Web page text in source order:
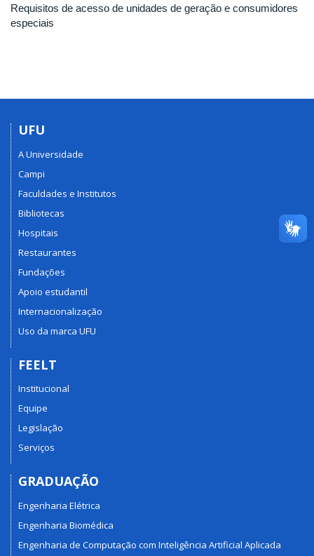
Requisitos de acesso de unidades de geração e consumidores
especiais
UFU
A Universidade
Campi
Faculdades e Institutos
Bibliotecas
Hospitais
Restaurantes
Fundações
Apoio estudantil
Internacionalização
Uso da marca UFU
FEELT
Institucional
Equipe
Legislação
Serviços
GRADUAÇÃO
Engenharia Elétrica
Engenharia Biomédica
Engenharia de Computação com Inteligência Artificial Aplicada